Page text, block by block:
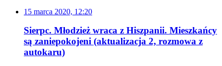
15 marca 2020, 12:20
Sierpc. Młodzież wraca z Hiszpanii. Mieszkańcy
są zaniepokojeni (aktualizacja 2, rozmowa z
autokaru)